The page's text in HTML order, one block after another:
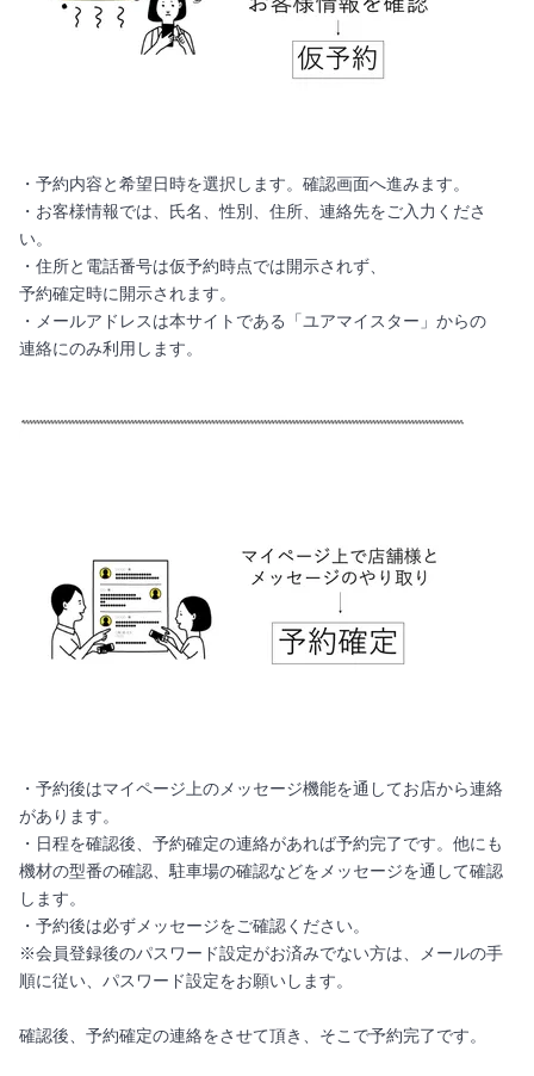
・予約内容と希望日時を選択します。確認画面へ進みます。
・お客様情報では、氏名、性別、住所、連絡先をご入力くださ
い。
・住所と電話番号は仮予約時点では開示されず、
予約確定時に開示されます。
・メールアドレスは本サイトである「ユアマイスター」からの
連絡にのみ利用します。
・予約後はマイページ上のメッセージ機能を通してお店から連絡
があります。
・日程を確認後、予約確定の連絡があれば予約完了です。他にも
機材の型番の確認、駐車場の確認などをメッセージを通して確認
します。
・予約後は必ずメッセージをご確認ください。
※会員登録後のパスワード設定がお済みでない方は、メールの手
順に従い、パスワード設定をお願いします。
確認後、予約確定の連絡をさせて頂き、そこで予約完了です。